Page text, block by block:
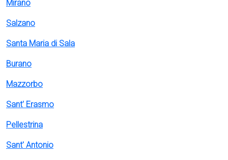
Mirano
Salzano
Santa Maria di Sala
Burano
Mazzorbo
Sant' Erasmo
Pellestrina
Sant' Antonio